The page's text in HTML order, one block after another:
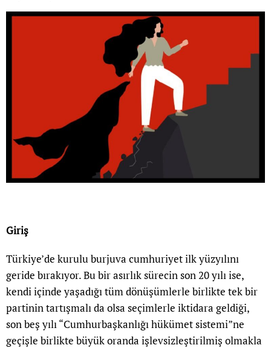
Giriş
Türkiye’de kurulu burjuva cumhuriyet ilk yüzyılını
geride bırakıyor. Bu bir asırlık sürecin son 20 yılı ise,
kendi içinde yaşadığı tüm dönüşümlerle birlikte tek bir
partinin tartışmalı da olsa seçimlerle iktidara geldiği,
son beş yılı “Cumhurbaşkanlığı hükümet sistemi”ne
geçişle birlikte büyük oranda işlevsizleştirilmiş olmakla